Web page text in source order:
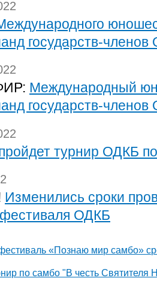
государств-
Международный
государств-
турнир ОДКБ
Изменились сроки
ОДКБ
«Познаю мир самбо»
по самбо "В честь